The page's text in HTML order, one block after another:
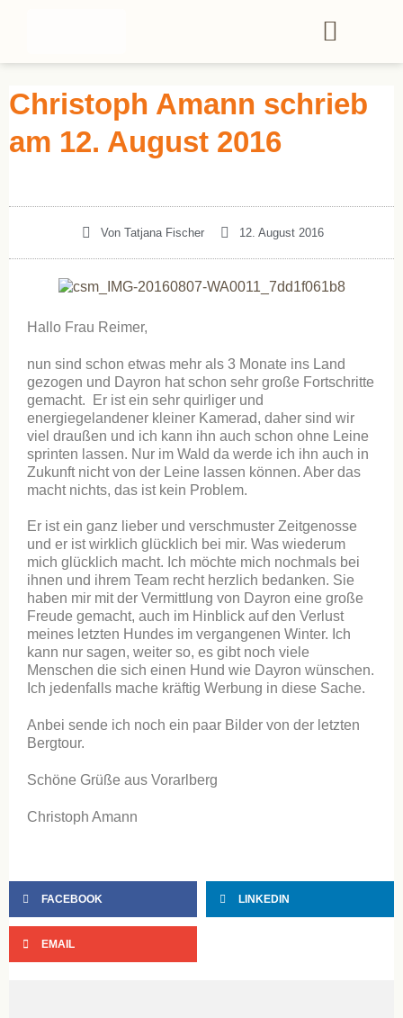
Christoph Amann schrieb
am 12. August 2016
Von Tatjana Fischer 12. August 2016
Hallo Frau Reimer,
nun sind schon etwas mehr als 3 Monate ins Land
gezogen und Dayron hat schon sehr große Fortschritte
gemacht. Er ist ein sehr quirliger und
energiegelandener kleiner Kamerad, daher sind wir
viel draußen und ich kann ihn auch schon ohne Leine
sprinten lassen. Nur im Wald da werde ich ihn auch in
Zukunft nicht von der Leine lassen können. Aber das
macht nichts, das ist kein Problem.
Er ist ein ganz lieber und verschmuster Zeitgenosse
und er ist wirklich glücklich bei mir. Was wiederum
mich glücklich macht. Ich möchte mich nochmals bei
ihnen und ihrem Team recht herzlich bedanken. Sie
haben mir mit der Vermittlung von Dayron eine große
Freude gemacht, auch im Hinblick auf den Verlust
meines letzten Hundes im vergangenen Winter. Ich
kann nur sagen, weiter so, es gibt noch viele
Menschen die sich einen Hund wie Dayron wünschen.
Ich jedenfalls mache kräftig Werbung in diese Sache.
Anbei sende ich noch ein paar Bilder von der letzten
Bergtour.
Schöne Grüße aus Vorarlberg
Christoph Amann
FACEBOOK LINKEDIN
EMAIL